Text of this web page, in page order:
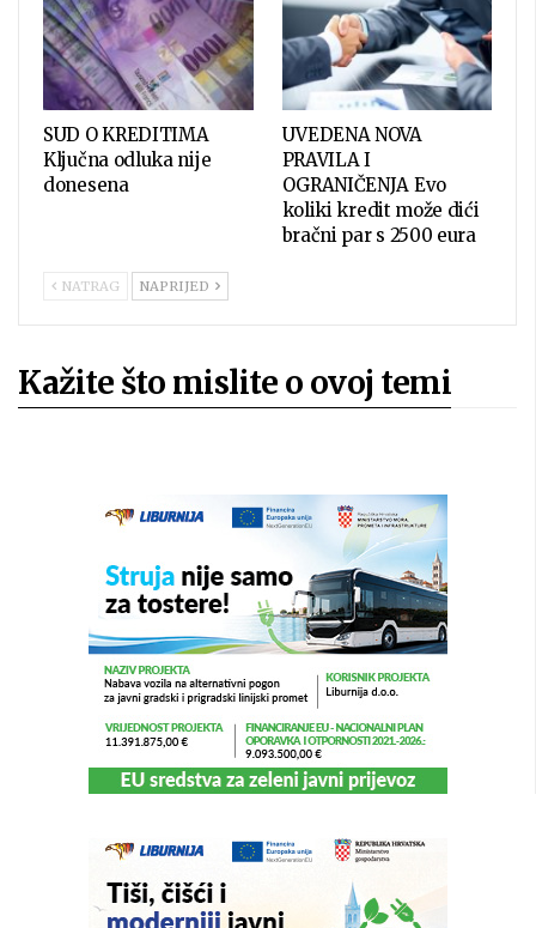
SUD O KREDITIMA
Ključna odluka nije
donesena
UVEDENA NOVA
PRAVILA I
OGRANIČENJA Evo
koliki kredit može dići
bračni par s 2500 eura
NATRAG NAPRIJED
Kažite što mislite o ovoj temi